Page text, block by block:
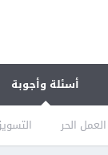
أسئلة وأجوبة
العمل الحر